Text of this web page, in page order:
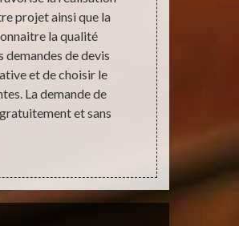
projet ainsi que la
la qualité
demandes de devis
et de choisir le
La demande de
et sans